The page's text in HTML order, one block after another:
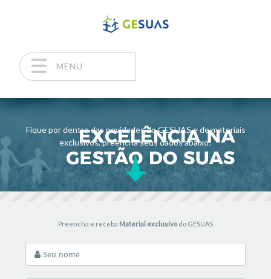
MENU
Fique por dentro das novidades do GESUAS e de materiais
exclusivos, preencha seus dados abaixo!
Preencha e receba Material exclusivodo GESUAS